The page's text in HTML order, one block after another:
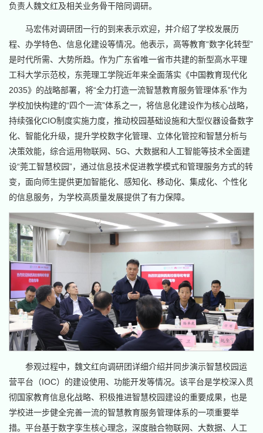
负责人魏文红及相关业务骨干陪同调研。
马宏伟对调研团一行的到来表示欢迎，并介绍了学校发展历
程、办学特色、信息化建设等情况。他表示，高等教育“数字化转型”
是时代所需、大势所趋。作为广东省唯一省市共建的新型高水平理
工科大学示范校，东莞理工学院近年来全面落实《中国教育现代化
2035》的战略部署，将“全力打造一流智慧教育服务管理体系”作为
学校加快构建的“四个一流”体系之一，将信息化建设作为核心战略，
持续强化CIO制度实施力度，推动校园基础设施和大型仪器设备数字
化、智能化升级，提升学校数字化管理、立体化管控和智慧分析与
决策效能，综合运用物联网、5G、大数据和人工智能等技术全面建
设“莞工智慧校园”，通过信息技术促进教学模式和管理服务方式的转
变，面向师生提供更加智能化、感知化、移动化、集成化、个性化
的信息服务，为学校高质量发展提供了有力保障。
参观过程中，魏文红向调研团详细介绍并同步演示智慧校园运
营平台（IOC）的建设使用、功能开发等情况。该平台是学校深入贯
彻国家教育信息化战略、积极推进智慧校园建设的重要成果，也是
学校进一步健全完善一流的智慧教育服务管理体系的一项重要举
措。平台基于数字孪生核心理念，深度融合物联网、大数据、人工